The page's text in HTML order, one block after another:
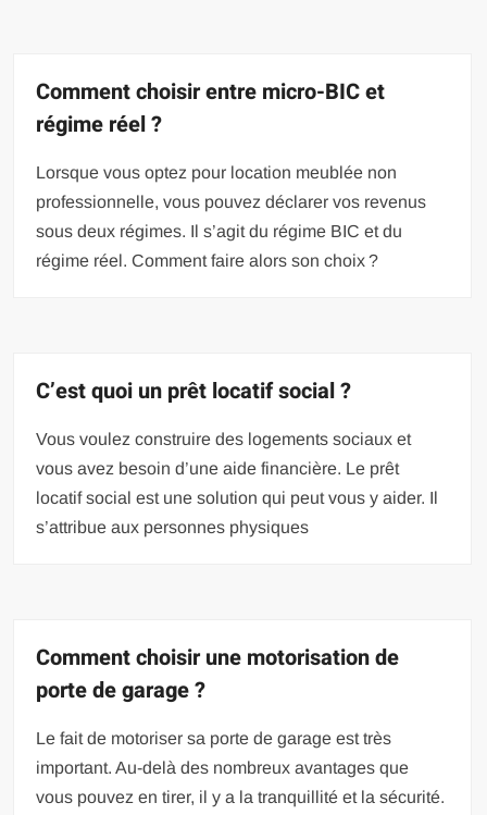
Comment choisir entre micro-BIC et
régime réel ?
Lorsque vous optez pour location meublée non
professionnelle, vous pouvez déclarer vos revenus
sous deux régimes. Il s’agit du régime BIC et du
régime réel. Comment faire alors son choix ?
C’est quoi un prêt locatif social ?
Vous voulez construire des logements sociaux et
vous avez besoin d’une aide financière. Le prêt
locatif social est une solution qui peut vous y aider. Il
s’attribue aux personnes physiques
Comment choisir une motorisation de
porte de garage ?
Le fait de motoriser sa porte de garage est très
important. Au-delà des nombreux avantages que
vous pouvez en tirer, il y a la tranquillité et la sécurité.